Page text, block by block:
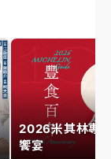
2026米其林專
饗宴